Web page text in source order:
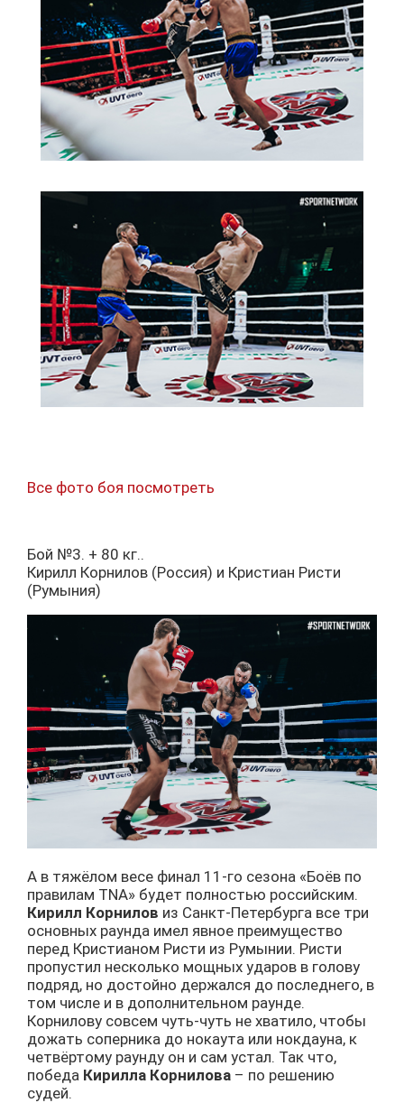
Все фото боя посмотреть
Бой №3. + 80 кг..
Кирилл Корнилов (Россия) и Кристиан Ристи
(Румыния)
А в тяжёлом весе финал 11-го сезона «Боёв по
правилам TNA» будет полностью российским.
Кирилл Корнилов из Санкт-Петербурга все три
основных раунда имел явное преимущество
перед Кристианом Ристи из Румынии. Ристи
пропустил несколько мощных ударов в голову
подряд, но достойно держался до последнего, в
том числе и в дополнительном раунде.
Корнилову совсем чуть-чуть не хватило, чтобы
дожать соперника до нокаута или нокдауна, к
четвёртому раунду он и сам устал. Так что,
победа Кирилла Корнилова – по решению
судей.